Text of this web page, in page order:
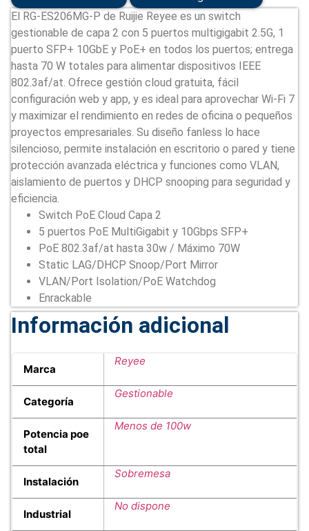
El RG-ES206MG-P de Ruijie Reyee es un switch
gestionable de capa 2 con 5 puertos multigigabit 2.5G, 1
puerto SFP+ 10GbE y PoE+ en todos los puertos; entrega
hasta 70 W totales para alimentar dispositivos IEEE
802.3af/at. Ofrece gestión cloud gratuita, fácil
configuración web y app, y es ideal para aprovechar Wi-Fi 7
y maximizar el rendimiento en redes de oficina o pequeños
proyectos empresariales. Su diseño fanless lo hace
silencioso, permite instalación en escritorio o pared y tiene
protección avanzada eléctrica y funciones como VLAN,
aislamiento de puertos y DHCP snooping para seguridad y
eficiencia.
Switch PoE Cloud Capa 2
5 puertos PoE MultiGigabit y 10Gbps SFP+
PoE 802.3af/at hasta 30w / Máximo 70W
Static LAG/DHCP Snoop/Port Mirror
VLAN/Port Isolation/PoE Watchdog
Enrackable
Información adicional
Marca
Reyee
Categoría
Gestionable
Potencia poe
total
Menos de 100w
Instalación
Sobremesa
Industrial
No dispone